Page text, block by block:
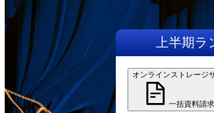
上半期 ラ
オンラインストレージ
一括資料請